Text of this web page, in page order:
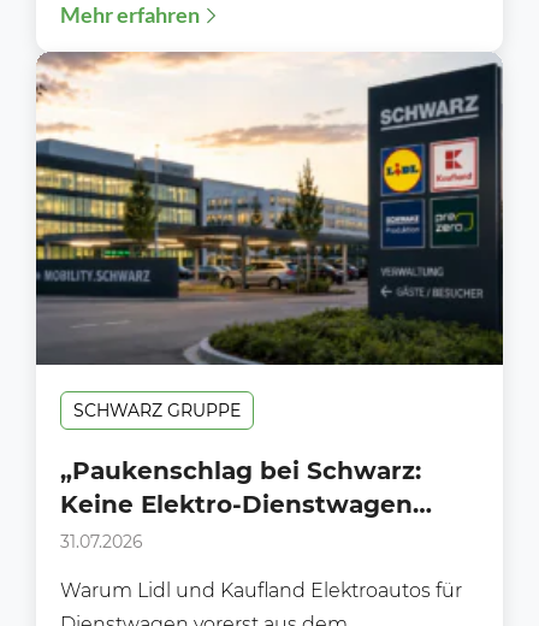
Filialen, Preisaktionen oder Sortimente...
Mehr erfahren
SCHWARZ GRUPPE
„Paukenschlag bei Schwarz:
Keine Elektro-Dienstwagen
mehr für Lidl und Kaufland in
31.07.2026
Warum Lidl und Kaufland Elektroautos für